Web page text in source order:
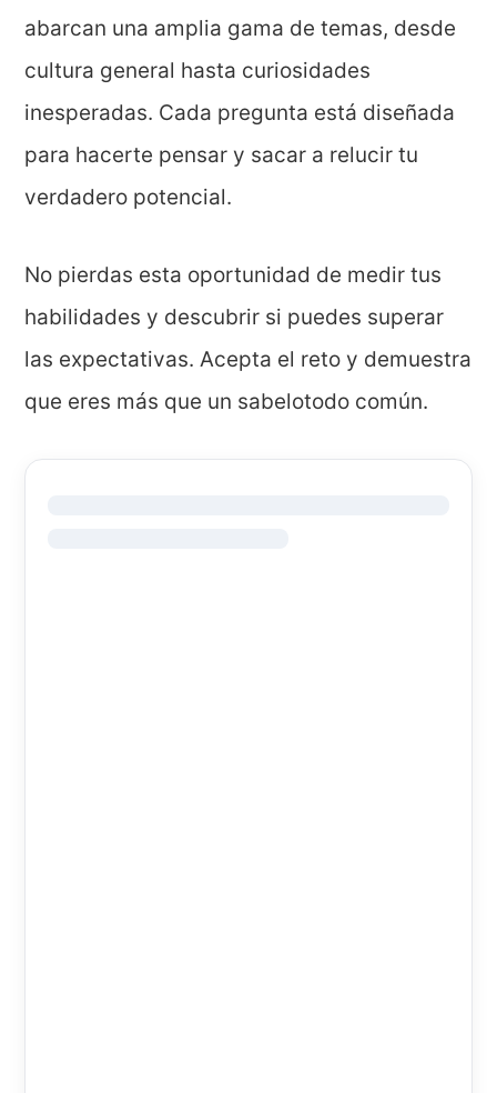
abarcan una amplia gama de temas, desde
cultura general hasta curiosidades
inesperadas. Cada pregunta está diseñada
para hacerte pensar y sacar a relucir tu
verdadero potencial.
No pierdas esta oportunidad de medir tus
habilidades y descubrir si puedes superar
las expectativas. Acepta el reto y demuestra
que eres más que un sabelotodo común.